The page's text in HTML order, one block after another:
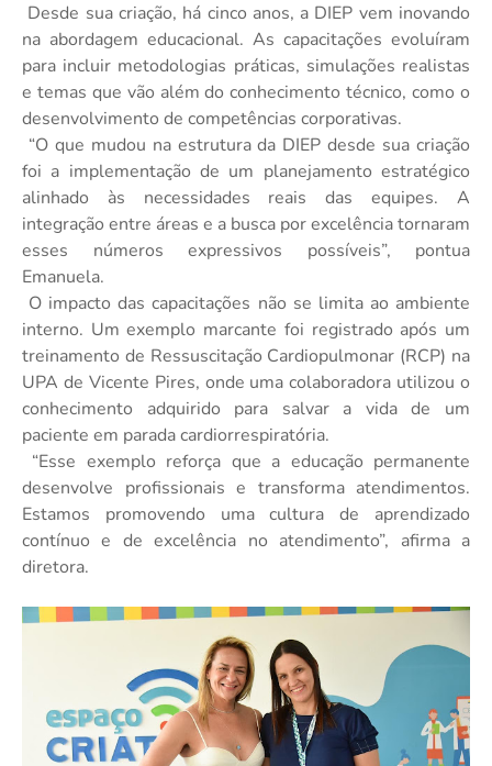
Desde sua criação, há cinco anos, a DIEP vem inovando
na abordagem educacional. As capacitações evoluíram
para incluir metodologias práticas, simulações realistas
e temas que vão além do conhecimento técnico, como o
desenvolvimento de competências corporativas.
“O que mudou na estrutura da DIEP desde sua criação
foi a implementação de um planejamento estratégico
alinhado às necessidades reais das equipes. A
integração entre áreas e a busca por excelência tornaram
esses números expressivos possíveis”, pontua
Emanuela.
O impacto das capacitações não se limita ao ambiente
interno. Um exemplo marcante foi registrado após um
treinamento de Ressuscitação Cardiopulmonar (RCP) na
UPA de Vicente Pires, onde uma colaboradora utilizou o
conhecimento adquirido para salvar a vida de um
paciente em parada cardiorrespiratória.
“Esse exemplo reforça que a educação permanente
desenvolve profissionais e transforma atendimentos.
Estamos promovendo uma cultura de aprendizado
contínuo e de excelência no atendimento”, afirma a
diretora.